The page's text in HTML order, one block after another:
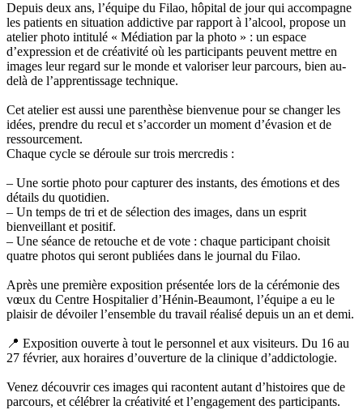
Depuis deux ans, l’équipe du Filao, hôpital de jour qui accompagne
les patients en situation addictive par rapport à l’alcool, propose un
atelier photo intitulé « Médiation par la photo » : un espace
d’expression et de créativité où les participants peuvent mettre en
images leur regard sur le monde et valoriser leur parcours, bien au-
delà de l’apprentissage technique.
Cet atelier est aussi une parenthèse bienvenue pour se changer les
idées, prendre du recul et s’accorder un moment d’évasion et de
ressourcement.
Chaque cycle se déroule sur trois mercredis :
– Une sortie photo pour capturer des instants, des émotions et des
détails du quotidien.
– Un temps de tri et de sélection des images, dans un esprit
bienveillant et positif.
– Une séance de retouche et de vote : chaque participant choisit
quatre photos qui seront publiées dans le journal du Filao.
Après une première exposition présentée lors de la cérémonie des
vœux du Centre Hospitalier d’Hénin-Beaumont, l’équipe a eu le
plaisir de dévoiler l’ensemble du travail réalisé depuis un an et demi.
📍 Exposition ouverte à tout le personnel et aux visiteurs. Du 16 au
27 février, aux horaires d’ouverture de la clinique d’addictologie.
Venez découvrir ces images qui racontent autant d’histoires que de
parcours, et célébrer la créativité et l’engagement des participants.